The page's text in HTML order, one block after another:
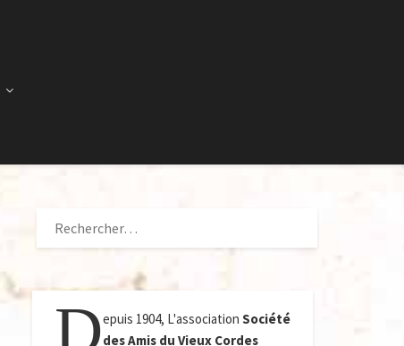
Depuis 1904, L'association Société
des Amis du Vieux Cordes